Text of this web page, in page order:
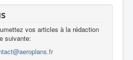
vos articles à la rédaction
suivante: